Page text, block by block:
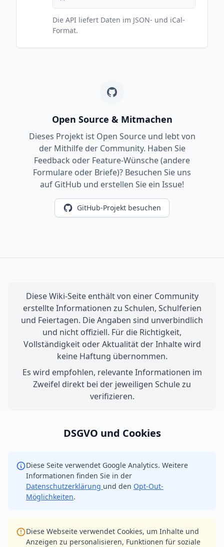
Die API liefert Daten im JSON- und iCal-
Format.
Open Source & Mitmachen
Dieses Projekt ist Open Source und lebt von
der Mithilfe der Community. Haben Sie
Feedback oder Feature-Wünsche (andere
Formulare oder Briefe)? Besuchen Sie uns
auf GitHub und erstellen Sie ein Issue!
GitHub-Projekt besuchen
Diese Wiki-Seite enthält von einer Community
erstellte Informationen zu Schulen, Schulferien
und Feiertagen. Die Angaben sind unverbindlich
und nicht offiziell. Für die Richtigkeit,
Vollständigkeit oder Aktualität der Inhalte wird
keine Haftung übernommen.
Es wird empfohlen, relevante Informationen im
Zweifel direkt bei der jeweiligen Schule zu
verifizieren.
DSGVO und Cookies
Diese Seite verwendet Google Analytics. Weitere
Informationen finden Sie in der
Datenschutzerklärung und den Opt-Out-
Möglichkeiten.
Diese Webseite verwendet Cookies, um Inhalte und
Anzeigen zu personalisieren, Funktionen für soziale